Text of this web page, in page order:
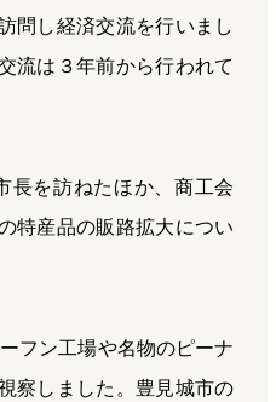
問し経済交流を行いまし
流は３年前から行われて
長を訪ねたほか、商工会
特産品の販路拡大につい
フン工場や名物のピーナ
察しました。豊見城市の